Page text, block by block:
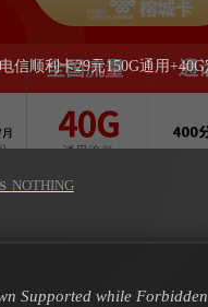
NOTHING
Supported whileForbidden